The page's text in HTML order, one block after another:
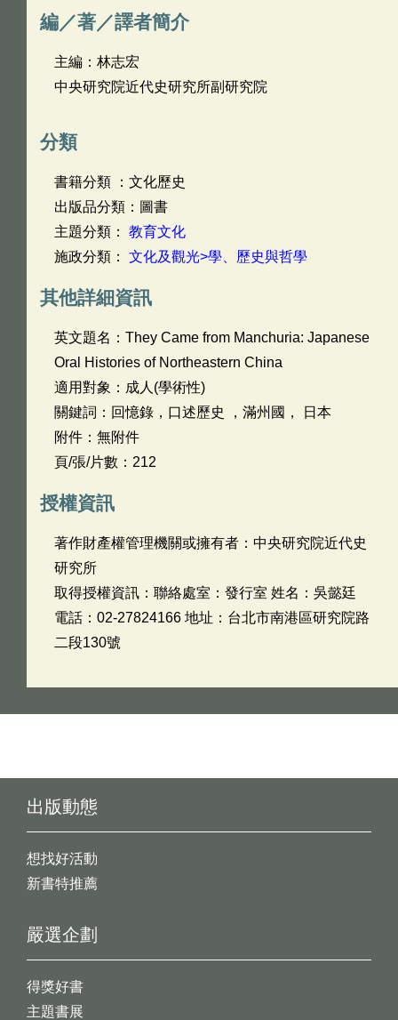
編／著／譯者簡介
主編：林志宏
中央研究院近代史研究所副研究院
分類
書籍分類 ：文化歷史
出版品分類：圖書
主題分類： 教育文化
施政分類： 文化及觀光>學、歷史與哲學
其他詳細資訊
英文題名： They Came from Manchuria: Japanese
Oral Histories of Northeastern China
適用對象：成人(學術性)
關鍵詞：回憶錄，口述歷史 ，滿州國， 日本
附件：無附件
頁/張/片數：212
授權資訊
著作財產權管理機關或擁有者：中央研究院近代史
研究所
取得授權資訊：聯絡處室：發行室 姓名：吳懿廷
電話：02-27824166 地址：台北市南港區研究院路
二段130號
出版動態
想找好活動
新書特推薦
嚴選企劃
得獎好書
主題書展